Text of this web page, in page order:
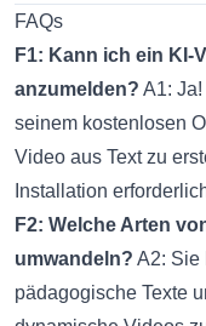
FAQs
F1: Kann ich ein KI-
anzumelden? A1:
seinem kostenlosen
Video aus Text zu
Installation
F2: Welche Arten
umwandeln? A2: Sie
pädagogische Texte